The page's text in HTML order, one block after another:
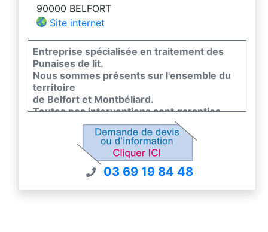
90000 BELFORT
Site internet
Entreprise spécialisée en traitement des
Punaises de lit.
Nous sommes présents sur l'ensemble du
territoire
de Belfort et Montbéliard.
Toutes nos interventions sont garanties.
La société DKM Experts est certifiée en
conformité avec la norme EN 16636, seul
standard européen de qualité dans la lutte
contre les nuisibles.
Contactez nous pour un devis gratuit.
03 69 19 84 48